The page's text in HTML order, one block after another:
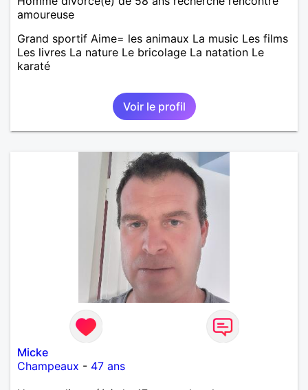
amoureuse
Grand sportif Aime= les animaux La music Les films
Les livres La nature Le bricolage La natation Le
karaté
Voir le profil
Micke
Champeaux - 47 ans